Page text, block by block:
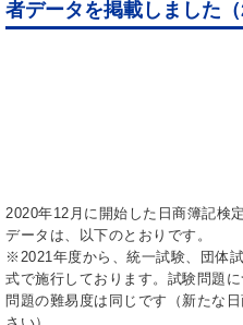
者データを掲載しました（
2020年12月に開始した日商簿記検
データは、以下のとおりです。
※2021年度から、統一試験、団体
式で施行しております。試験問題
問題の難易度は同じです（新たな